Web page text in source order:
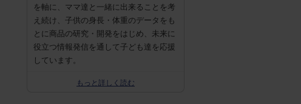
を軸に、ママ達と一緒に出来ることを考
え続け、子供の身長・体重のデータをも
とに商品の研究・開発をはじめ、未来に
役立つ情報発信を通して子ども達を応援
しています。
もっと詳しく読む